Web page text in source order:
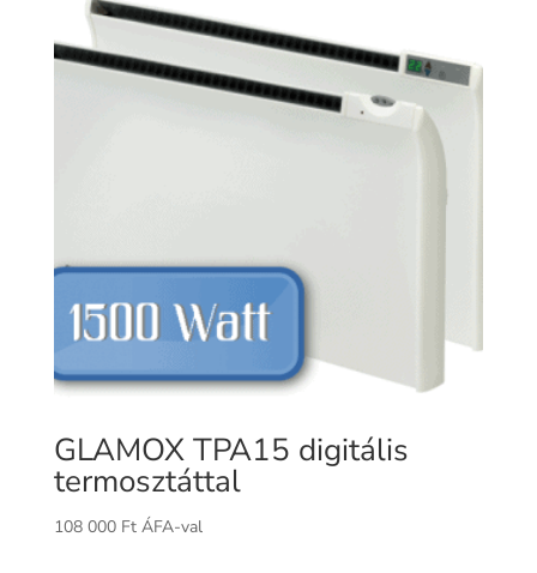
GLAMOX TPA15 digitális
termosztáttal
108 000 Ft ÁFA-val